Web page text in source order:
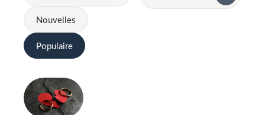
Nouvelles
Populaire